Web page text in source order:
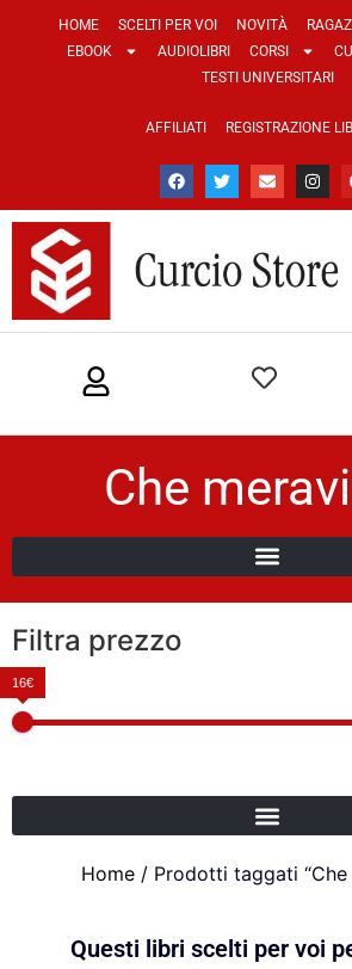
HOME SCELTI PER VOI NOVITÀ
EBOOK
AUDIOLIBRI CORSI
TESTI UNIVERSITARI
AFFILIATI REGISTRAZIONE
Che
Filtra prezzo
16€
Home / Prodotti taggati “Che
Questi libri scelti per voi